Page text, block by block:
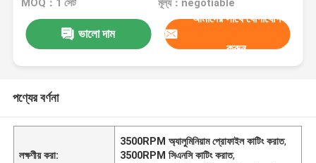
MOQ：1 সেট মূল্য：negotiable
ভালো দাম
আমাদের সাথে যোগাযোগ
করুন
পণ্যের বর্ণনা
লক্ষণীয় করা:
3500RPM অ্যালুমিনিয়াম প্রোফাইল কাটিং করাত,
3500RPM সিএনসি কাটিং করাত,